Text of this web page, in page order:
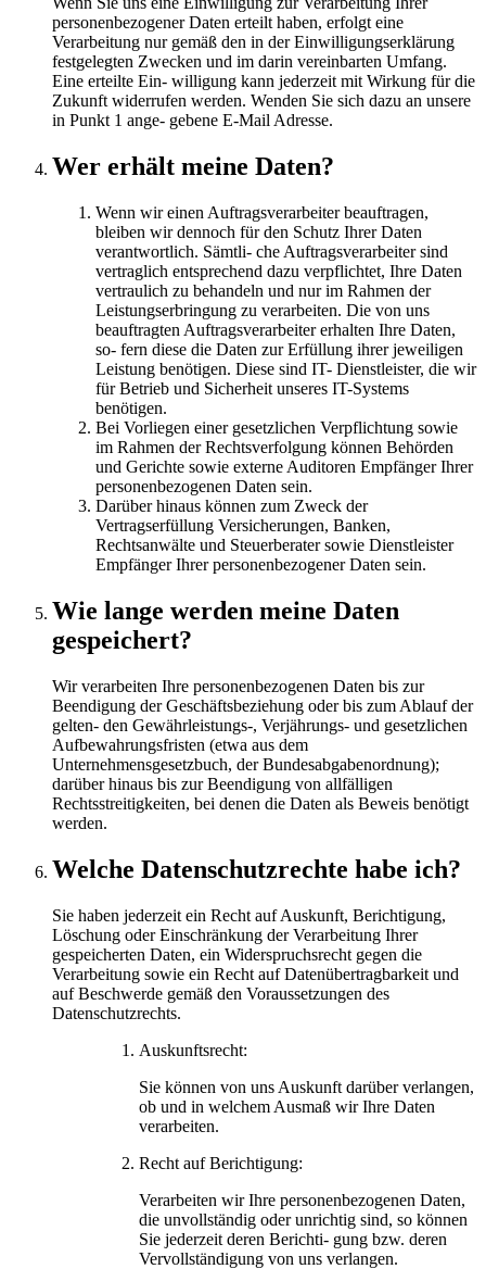
personenbezogener Daten erteilt haben, erfolgt eine
Verarbeitung nur gemäß den in der Einwilligungserklärung
festgelegten Zwecken und im darin vereinbarten Umfang.
Eine erteilte Ein- willigung kann jederzeit mit Wirkung für die
Zukunft widerrufen werden. Wenden Sie sich dazu an unsere
in Punkt 1 ange- gebene E-Mail Adresse.
Wer erhält meine Daten?
Wenn wir einen Auftragsverarbeiter beauftragen,
bleiben wir dennoch für den Schutz Ihrer Daten
verantwortlich. Sämtli- che Auftragsverarbeiter sind
vertraglich entsprechend dazu verpflichtet, Ihre Daten
vertraulich zu behandeln und nur im Rahmen der
Leistungserbringung zu verarbeiten. Die von uns
beauftragten Auftragsverarbeiter erhalten Ihre Daten,
so- fern diese die Daten zur Erfüllung ihrer jeweiligen
Leistung benötigen. Diese sind IT- Dienstleister, die wir
für Betrieb und Sicherheit unseres IT-Systems
benötigen.
Bei Vorliegen einer gesetzlichen Verpflichtung sowie
im Rahmen der Rechtsverfolgung können Behörden
und Gerichte sowie externe Auditoren Empfänger Ihrer
personenbezogenen Daten sein.
Darüber hinaus können zum Zweck der
Vertragserfüllung Versicherungen, Banken,
Rechtsanwälte und Steuerberater sowie Dienstleister
Empfänger Ihrer personenbezogener Daten sein.
Wie lange werden meine Daten
gespeichert?
Wir verarbeiten Ihre personenbezogenen Daten bis zur
Beendigung der Geschäftsbeziehung oder bis zum Ablauf der
gelten- den Gewährleistungs-, Verjährungs- und gesetzlichen
Aufbewahrungsfristen (etwa aus dem
Unternehmensgesetzbuch, der Bundesabgabenordnung);
darüber hinaus bis zur Beendigung von allfälligen
Rechtsstreitigkeiten, bei denen die Daten als Beweis benötigt
werden.
Welche Datenschutzrechte habe ich?
Sie haben jederzeit ein Recht auf Auskunft, Berichtigung,
Löschung oder Einschränkung der Verarbeitung Ihrer
gespeicherten Daten, ein Widerspruchsrecht gegen die
Verarbeitung sowie ein Recht auf Datenübertragbarkeit und
auf Beschwerde gemäß den Voraussetzungen des
Datenschutzrechts.
Auskunftsrecht:
Sie können von uns Auskunft darüber verlangen,
ob und in welchem Ausmaß wir Ihre Daten
verarbeiten.
Recht auf Berichtigung:
Verarbeiten wir Ihre personenbezogenen Daten,
die unvollständig oder unrichtig sind, so können
Sie jederzeit deren Berichti- gung bzw. deren
Vervollständigung von uns verlangen.